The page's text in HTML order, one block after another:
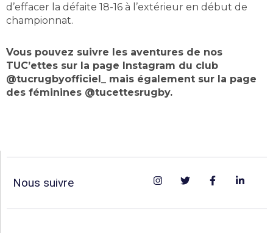
d’effacer la défaite 18-16 à l’extérieur en début de
championnat.
Vous pouvez suivre les aventures de nos
TUC’ettes sur la page Instagram du club
@tucrugbyofficiel_ mais également sur la page
des féminines @tucettesrugby.
Nous suivre